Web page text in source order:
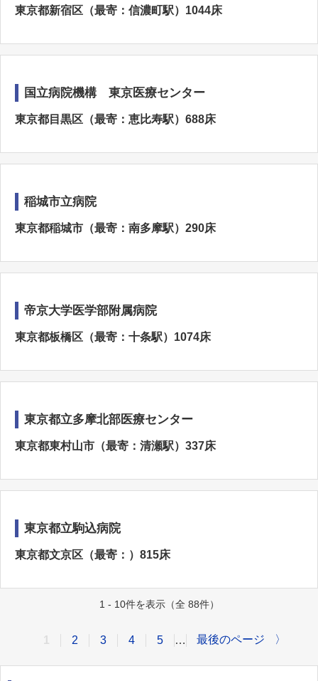
東京都新宿区（最寄：信濃町駅）1044床
国立病院機構 東京医療センター
東京都目黒区（最寄：恵比寿駅）688床
稲城市立病院
東京都稲城市（最寄：南多摩駅）290床
帝京大学医学部附属病院
東京都板橋区（最寄：十条駅）1074床
東京都立多摩北部医療センター
東京都東村山市（最寄：清瀬駅）337床
東京都立駒込病院
東京都文京区（最寄：）815床
1 - 10件を表示（全 88件）
2 3 4 5 … 最後のページ 〉